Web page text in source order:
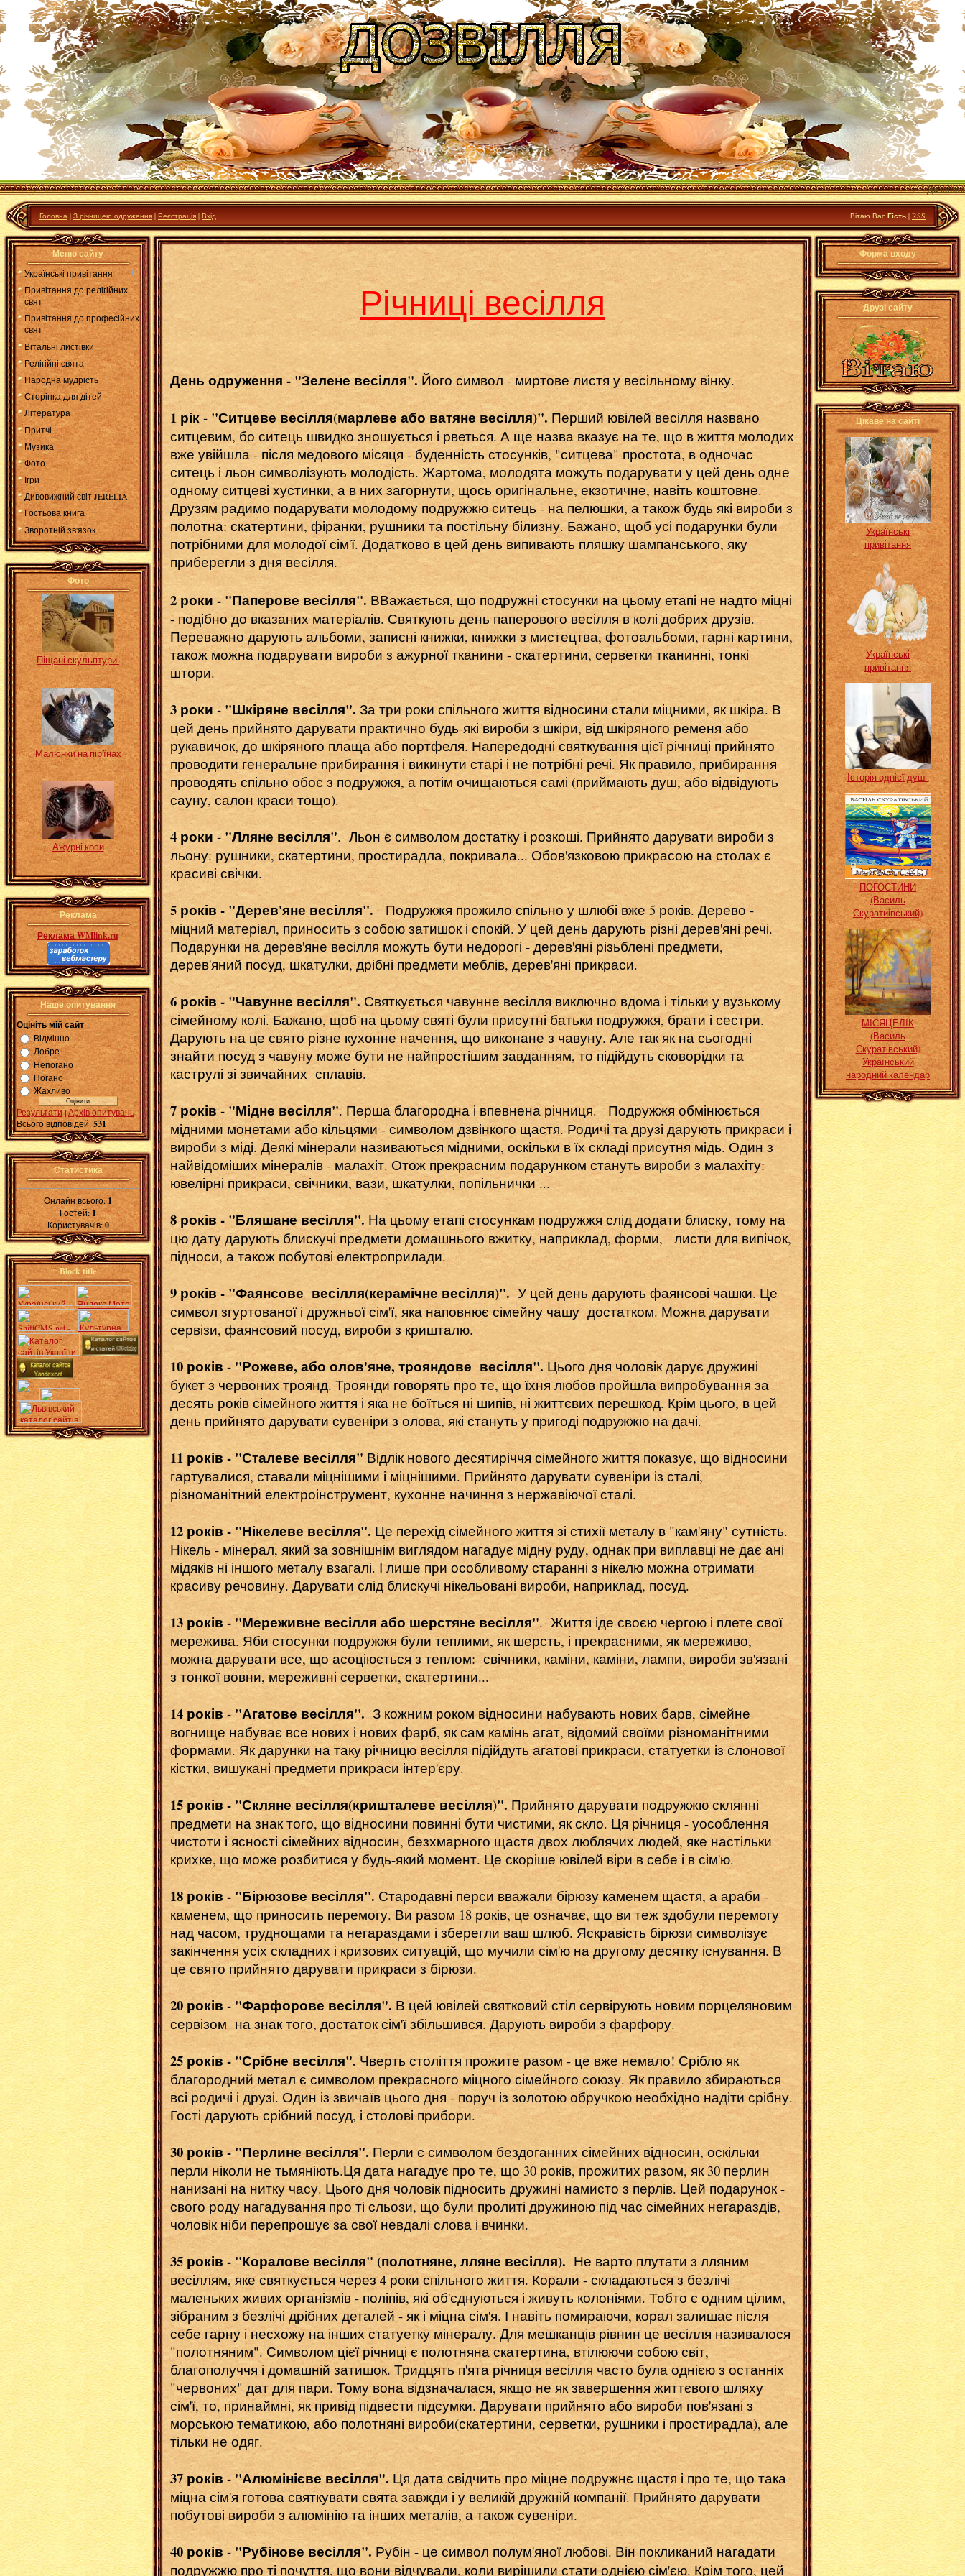
Дозвілля
Головна | З річницею одруження | Реєстрація | Вхід Вітаю Вас Гість | RSS
Меню сайту
Українські привітання
Привітання до релігійних
свят
Привітання до професійних
свят
Вітальні листівки
Релігійні свята
Народна мудрість
Сторінка для дітей
Література
Притчі
Музика
Фото
Ігри
Дивовижний світ JERELIA
Гостьова книга
Зворотній зв'язок
Фото
Піщані скульптури.
Малюнки на пір'їнах
Ажурні коси
Реклама
Реклама WMlink.ru
Наше опитування
Оцініть мій сайт
Відмінно
Добре
Непогано
Погано
Жахливо
Результати|Архів опитувань
Всього відповідей:531
Статистика
Онлайн всього:1
Гостей:1
Користувачів:0
Block title
Річниці весілля
День одруження - "Зелене весілля". Його символ - миртове листя у весільному вінку.
1 рік - "Ситцеве весілля(марлеве або ватяне весілля)". Перший ювілей весілля названо
ситцевим, бо ситець швидко зношується і рветься. А ще назва вказує на те, що в життя молодих
вже увійшла - після медового місяця - буденність стосунків, "ситцева" простота, в одночас
ситець і льон символізують молодість. Жартома, молодята можуть подарувати у цей день одне
одному ситцеві хустинки, а в них загорнути, щось оригінальне, екзотичне, навіть коштовне.
Друзям радимо подарувати молодому подружжю ситець - на пелюшки, а також будь які вироби з
полотна: скатертини, фіранки, рушники та постільну білизну. Бажано, щоб усі подарунки були
потрібними для молодої сім'ї. Додатково в цей день випивають пляшку шампанського, яку
приберегли з дня весілля.
2 роки - "Паперове весілля". ВВажається, що подружні стосунки на цьому етапі не надто міцні
- подібно до вказаних матеріалів. Святкують день паперового весілля в колі добрих друзів.
Переважно дарують альбоми, записні книжки, книжки з мистецтва, фотоальбоми, гарні картини,
також можна подарувати вироби з ажурної тканини - скатертини, серветки тканинні, тонкі
штори.
3 роки - "Шкіряне весілля". За три роки спільного життя відносини стали міцними, як шкіра. В
цей день прийнято дарувати практично будь-які вироби з шкіри, від шкіряного ременя або
рукавичок, до шкіряного плаща або портфеля. Напередодні святкування цієї річниці прийнято
проводити генеральне прибирання і викинути старі і не потрібні речі. Як правило, прибирання
проводять спільно обоє з подружжя, а потім очищаються самі (приймають душ, або відвідують
сауну, салон краси тощо).
4 роки - "Лляне весілля". Льон є символом достатку і розкоші. Прийнято дарувати вироби з
льону: рушники, скатертини, простирадла, покривала... Обов'язковою прикрасою на столах є
красиві свічки.
5 років - "Дерев'яне весілля". Подружжя прожило спільно у шлюбі вже 5 років. Дерево -
міцний матеріал, приносить з собою затишок і спокій. У цей день дарують різні дерев'яні речі.
Подарунки на дерев'яне весілля можуть бути недорогі - дерев'яні різьблені предмети,
дерев'яний посуд, шкатулки, дрібні предмети меблів, дерев'яні прикраси.
6 років - "Чавунне весілля". Святкується чавунне весілля виключно вдома і тільки у вузькому
сімейному колі. Бажано, щоб на цьому святі були присутні батьки подружжя, брати і сестри.
Дарують на це свято різне кухонне начення, що виконане з чавуну. Але так як на сьогодні
знайти посуд з чавуну може бути не найпростішим завданням, то підійдуть сковорідки та
каструлі зі звичайних сплавів.
7 років - "Мідне весілля". Перша благородна і впевнена річниця. Подружжя обмінюється
мідними монетами або кільцями - символом дзвінкого щастя. Родичі та друзі дарують прикраси і
вироби з міді. Деякі мінерали називаються мідними, оскільки в їх складі присутня мідь. Один з
найвідоміших мінералів - малахіт. Отож прекрасним подарунком стануть вироби з малахіту:
ювелірні прикраси, свічники, вази, шкатулки, попільнички ...
8 років - "Бляшане весілля". На цьому етапі стосункам подружжя слід додати блиску, тому на
цю дату дарують блискучі предмети домашнього вжитку, наприклад, форми, листи для випічок,
підноси, а також побутові електроприлади.
9 років - "Фаянсове весілля(керамічне весілля)". У цей день дарують фаянсові чашки. Це
символ згуртованої і дружньої сім'ї, яка наповнює сімейну чашу достатком. Можна дарувати
сервізи, фаянсовий посуд, вироби з кришталю.
10 років - "Рожеве, або олов'яне, трояндове весілля". Цього дня чоловік дарує дружині
букет з червоних троянд. Троянди говорять про те, що їхня любов пройшла випробування за
десять років сімейного життя і яка не боїться ні шипів, ні життєвих перешкод. Крім цього, в цей
день прийнято дарувати сувеніри з олова, які стануть у пригоді подружжю на дачі.
11 років - "Сталеве весілля" Відлік нового десятиріччя сімейного життя показує, що відносини
гартувалися, ставали міцнішими і міцнішими. Прийнято дарувати сувеніри із сталі,
різноманітний електроінструмент, кухонне начиння з нержавіючої сталі.
12 років - "Нікелеве весілля". Це перехід сімейного життя зі стихії металу в "кам'яну" сутність.
Нікель - мінерал, який за зовнішнім виглядом нагадує мідну руду, однак при виплавці не дає ані
мідяків ні іншого металу взагалі. І лише при особливому старанні з нікелю можна отримати
красиву речовину. Дарувати слід блискучі нікельовані вироби, наприклад, посуд.
13 років - "Мереживне весілля або шерстяне весілля". Життя іде своєю чергою і плете свої
мережива. Яби стосунки подружжя були теплими, як шерсть, і прекрасними, як мереживо,
можна дарувати все, що асоціюється з теплом: свічники, каміни, каміни, лампи, вироби зв'язані
з тонкої вовни, мереживні серветки, скатертини...
14 років - "Агатове весілля". З кожним роком відносини набувають нових барв, сімейне
вогнище набуває все нових і нових фарб, як сам камінь агат, відомий своїми різноманітними
формами. Як дарунки на таку річницю весілля підійдуть агатові прикраси, статуетки із слонової
кістки, вишукані предмети прикраси інтер'єру.
15 років - "Скляне весілля(кришталеве весілля)". Прийнято дарувати подружжю склянні
предмети на знак того, що відносини повинні бути чистими, як скло. Ця річниця - уособлення
чистоти і ясності сімейних відносин, безхмарного щастя двох люблячих людей, яке настільки
крихке, що може розбитися у будь-який момент. Це скоріше ювілей віри в себе і в сім'ю.
18 років - "Бірюзове весілля". Стародавні перси вважали бірюзу каменем щастя, а араби -
каменем, що приносить перемогу. Ви разом 18 років, це означає, що ви теж здобули перемогу
над часом, труднощами та негараздами і зберегли ваш шлюб. Яскравість бірюзи символізує
закінчення усіх складних і кризових ситуацій, що мучили сім'ю на другому десятку існування. В
це свято прийнято дарувати прикраси з бірюзи.
20 років - "Фарфорове весілля". В цей ювілей святковий стіл сервірують новим порцеляновим
сервізом на знак того, достаток сім'ї збільшився. Дарують вироби з фарфору.
25 років - "Срібне весілля". Чверть століття прожите разом - це вже немало! Срібло як
благородний метал є символом прекрасного міцного сімейного союзу. Як правило збираються
всі родичі і друзі. Один із звичаїв цього дня - поруч із золотою обручкою необхідно надіти срібну.
Гості дарують срібний посуд, і столові прибори.
30 років - "Перлине весілля".Перли є символом бездоганних сімейних відносин, оскільки
перли ніколи не тьмяніють.Ця дата нагадує про те, що 30 років, прожитих разом, як 30 перлин
нанизані на нитку часу. Цього дня чоловік підносить дружині намисто з перлів. Цей подарунок -
свого роду нагадування про ті сльози, що були пролиті дружиною під час сімейних негараздів,
чоловік ніби перепрошує за свої невдалі слова і вчинки.
35 років - "Коралове весілля" (полотняне, лляне весілля). Не варто плутати з лляним
весіллям, яке святкується через 4 роки спільного життя. Корали - складаються з безлічі
маленьких живих організмів - поліпів, які об'єднуються і живуть колоніями. Тобто є одним цілим,
зібраним з безлічі дрібних деталей - як і міцна сім'я. І навіть помираючи, корал залишає після
себе гарну і несхожу на інших статуетку мінералу. Для мешканців рівнин це весілля називалося
"полотняним". Символом цієї річниці є полотняна скатертина, втілюючи собою світ,
благополуччя і домашній затишок. Тридцять п'ята річниця весілля часто була однією з останніх
"червоних" дат для пари. Тому вона відзначалася, якщо не як завершення життєвого шляху
сім'ї, то, принаймні, як привід підвести підсумки. Дарувати прийнято або вироби пов'язані з
морською тематикою, або полотняні вироби(скатертини, серветки, рушники і простирадла), але
тільки не одяг.
37 років - "Алюмінієве весілля". Ця дата свідчить про міцне подружнє щастя і про те, що така
міцна сім'я готова святкувати свята завжди і у великій дружній компанії. Прийнято дарувати
побутові вироби з алюмінію та інших металів, а також сувеніри.
40 років - "Рубінове весілля". Рубін - це символ полум'яної любові. Він покликаний нагадати
подружжю про ті почуття, що вони відчували, коли вирішили стати однією сім'єю. Крім того, цей
Форма входу
Друзі сайту
Цікаве на сайті
Українські
привітання
Українські
привітання
Історія однієї душі.
ПОГОСТИНИ
(Василь
Скуратиівський)
МІСЯЦЕЛІК
(Василь
Скуратівський)
Український
народний календар